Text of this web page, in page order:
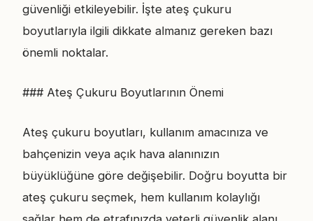
güvenliği etkileyebilir. İşte ateş çukuru
boyutlarıyla ilgili dikkate almanız gereken bazı
önemli noktalar.
### Ateş Çukuru Boyutlarının Önemi
Ateş çukuru boyutları, kullanım amacınıza ve
bahçenizin veya açık hava alanınızın
büyüklüğüne göre değişebilir. Doğru boyutta bir
ateş çukuru seçmek, hem kullanım kolaylığı